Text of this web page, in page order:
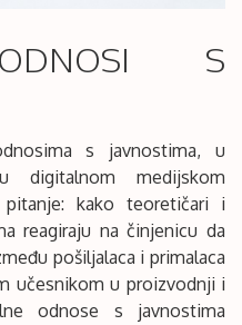
S
s javnostima, u
digitalnom medijskom
kako teoretičari i
reagiraju na činjenicu da
pošiljalaca i primalaca
učesnikom u proizvodnji i
odnose s javnostima